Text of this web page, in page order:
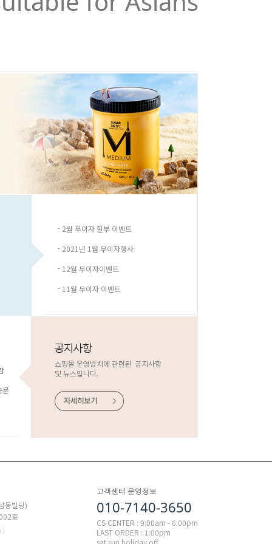
- 2월 무이자 할부 이벤트
- 2021년 1월 무이자행사
- 12월 무이자이벤트
- 11월 무이자 이벤트
문
동빌딩)
호
:
고객센터 운영정보
010-7140-3650
CS CENTER : 9:00am - 6:00pm
LAST ORDER : 1:00pm
sat.sun.holiday off